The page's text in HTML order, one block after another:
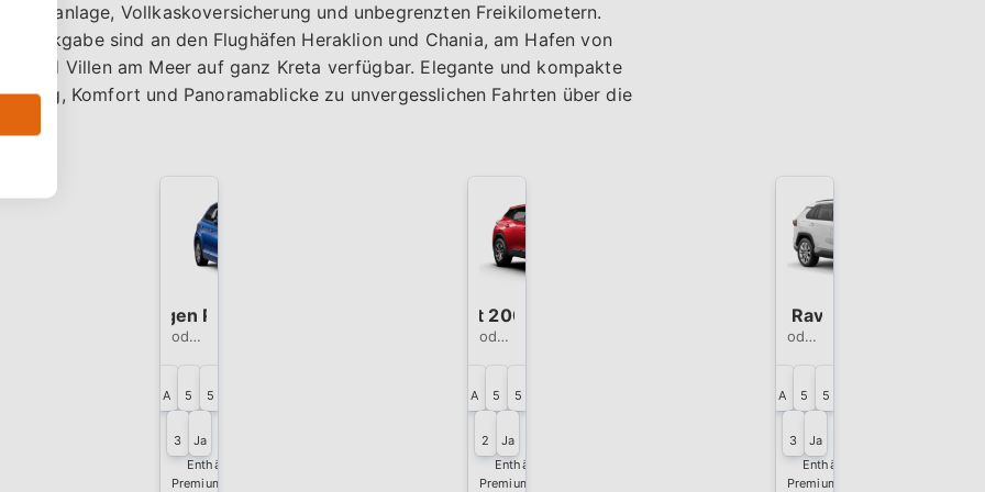
Klimaanlage, Vollkaskoversicherung und unbegrenzten Freikilometern.
sind an den Flughäfen Heraklion und Chania, am Hafen von
und Villen am Meer auf ganz Kreta verfügbar. Elegante und kompakte
Komfort und Panoramablicke zu unvergesslichen Fahrten über die
Volkswagen Polo Auto
A
Getriebe
5
Türen
5
Sitze
3
Gepäckstücke
Ja
Klimaanlage
Peugeot 2008 Auto
A
Getriebe
5
Türen
5
Sitze
2
Gepäckstücke
Ja
Klimaanlage
Toyota Rav4 Auto
A
Getriebe
5
Türen
5
Sitze
3
Gepäckstücke
Ja
Klimaanlage